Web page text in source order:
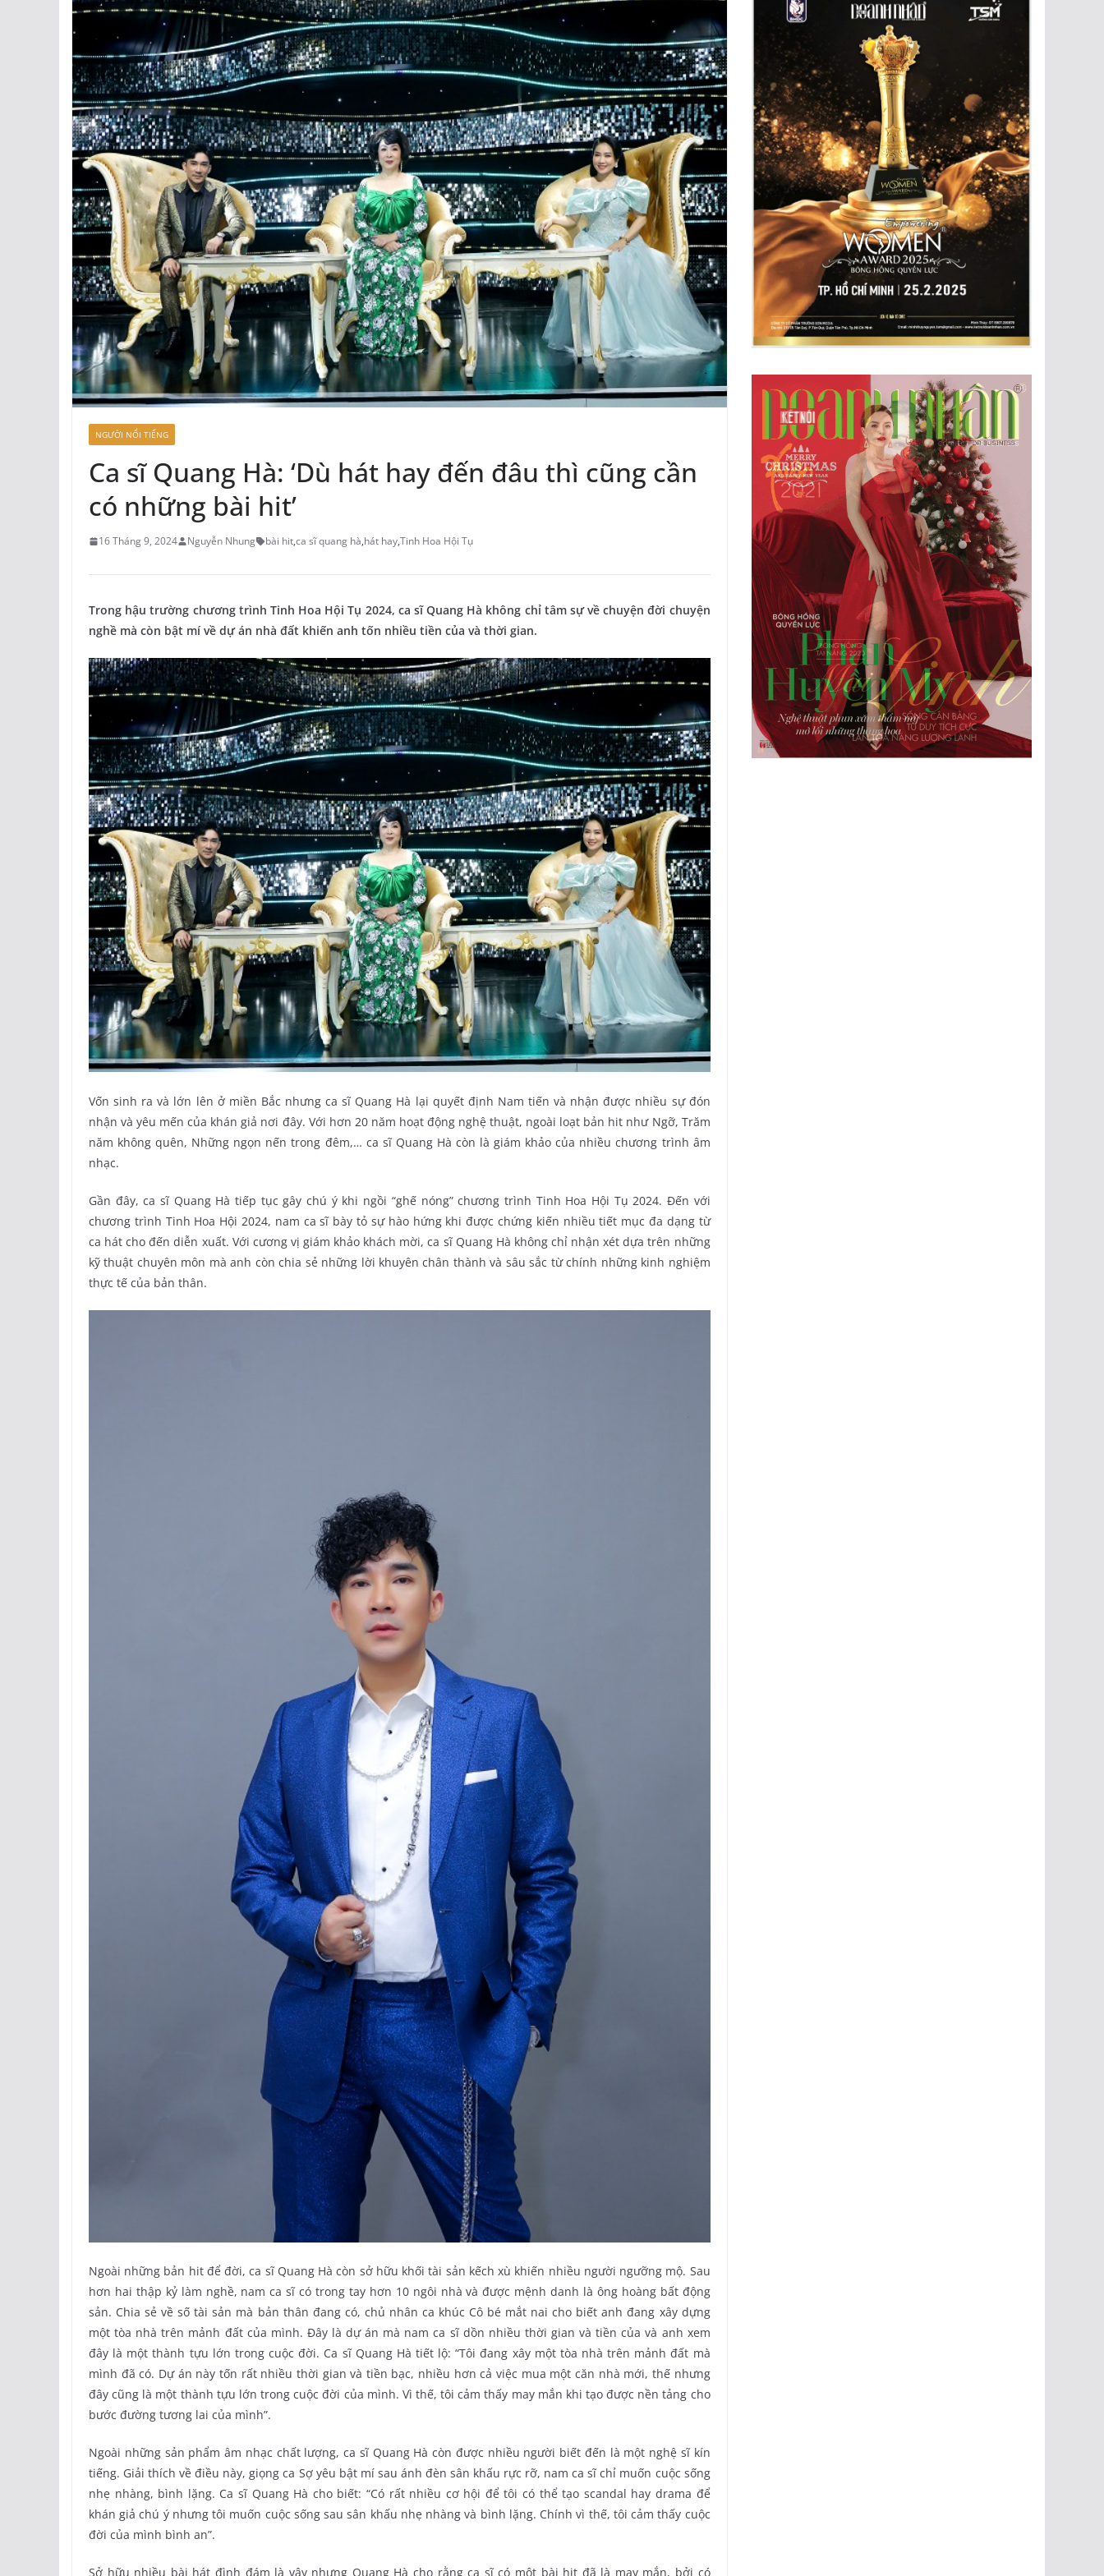
NGƯỜI NỔI TIẾNG
Ca sĩ Quang Hà: ‘Dù hát hay đến đâu thì cũng cần
có những bài hit’
16 Tháng 9, 2024 Nguyễn Nhung bài hit,ca sĩ quang hà,hát hay,Tinh Hoa Hội Tụ
Trong hậu trường chương trình Tinh Hoa Hội Tụ 2024, ca sĩ Quang Hà không chỉ tâm sự về chuyện đời chuyện
nghề mà còn bật mí về dự án nhà đất khiến anh tốn nhiều tiền của và thời gian.
Vốn sinh ra và lớn lên ở miền Bắc nhưng ca sĩ Quang Hà lại quyết định Nam tiến và nhận được nhiều sự đón
nhận và yêu mến của khán giả nơi đây. Với hơn 20 năm hoạt động nghệ thuật, ngoài loạt bản hit như Ngỡ, Trăm
năm không quên, Những ngọn nến trong đêm,… ca sĩ Quang Hà còn là giám khảo của nhiều chương trình âm
nhạc.
Gần đây, ca sĩ Quang Hà tiếp tục gây chú ý khi ngồi “ghế nóng” chương trình Tinh Hoa Hội Tụ 2024. Đến với
chương trình Tinh Hoa Hội 2024, nam ca sĩ bày tỏ sự hào hứng khi được chứng kiến nhiều tiết mục đa dạng từ
ca hát cho đến diễn xuất. Với cương vị giám khảo khách mời, ca sĩ Quang Hà không chỉ nhận xét dựa trên những
kỹ thuật chuyên môn mà anh còn chia sẻ những lời khuyên chân thành và sâu sắc từ chính những kinh nghiệm
thực tế của bản thân.
Ngoài những bản hit để đời, ca sĩ Quang Hà còn sở hữu khối tài sản kếch xù khiến nhiều người ngưỡng mộ. Sau
hơn hai thập kỷ làm nghề, nam ca sĩ có trong tay hơn 10 ngôi nhà và được mệnh danh là ông hoàng bất động
sản. Chia sẻ về số tài sản mà bản thân đang có, chủ nhân ca khúc Cô bé mắt nai cho biết anh đang xây dựng
một tòa nhà trên mảnh đất của mình. Đây là dự án mà nam ca sĩ dồn nhiều thời gian và tiền của và anh xem
đây là một thành tựu lớn trong cuộc đời. Ca sĩ Quang Hà tiết lộ: “Tôi đang xây một tòa nhà trên mảnh đất mà
mình đã có. Dự án này tốn rất nhiều thời gian và tiền bạc, nhiều hơn cả việc mua một căn nhà mới, thế nhưng
đây cũng là một thành tựu lớn trong cuộc đời của mình. Vì thế, tôi cảm thấy may mắn khi tạo được nền tảng cho
bước đường tương lai của mình”.
Ngoài những sản phẩm âm nhạc chất lượng, ca sĩ Quang Hà còn được nhiều người biết đến là một nghệ sĩ kín
tiếng. Giải thích về điều này, giọng ca Sợ yêu bật mí sau ánh đèn sân khấu rực rỡ, nam ca sĩ chỉ muốn cuộc sống
nhẹ nhàng, bình lặng. Ca sĩ Quang Hà cho biết: “Có rất nhiều cơ hội để tôi có thể tạo scandal hay drama để
khán giả chú ý nhưng tôi muốn cuộc sống sau sân khấu nhẹ nhàng và bình lặng. Chính vì thế, tôi cảm thấy cuộc
đời của mình bình an”.
Sở hữu nhiều bài hát đình đám là vậy nhưng Quang Hà cho rằng ca sĩ có một bài hit đã là may mắn, bởi có